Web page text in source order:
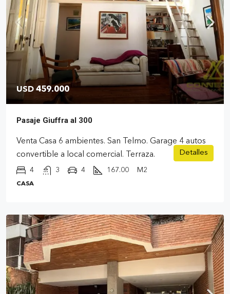
USD 459.000
Pasaje Giuffra al 300
Venta Casa 6 ambientes. San Telmo. Garage 4 autos
convertible a local comercial. Terraza.
4 3 4 167.00 M2
CASA
Detalles